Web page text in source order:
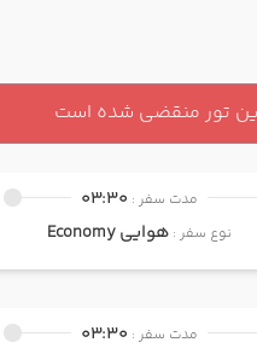
تور منقضی شده است
مدت سفر : 03:30
نوع سفر : هوایی
مدت سفر : 03:30